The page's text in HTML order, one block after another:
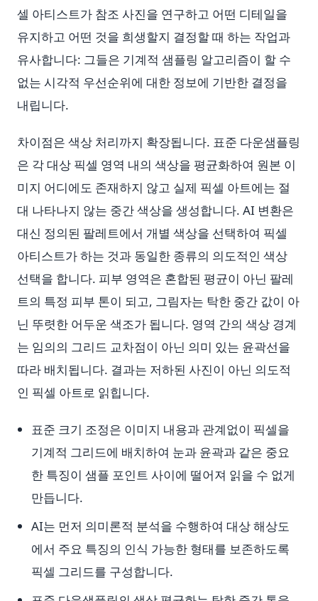
셀 아티스트가 참조 사진을 연구하고 어떤 디테일을
유지하고 어떤 것을 희생할지 결정할 때 하는 작업과
유사합니다: 그들은 기계적 샘플링 알고리즘이 할 수
없는 시각적 우선순위에 대한 정보에 기반한 결정을
내립니다.
차이점은 색상 처리까지 확장됩니다. 표준 다운샘플링
은 각 대상 픽셀 영역 내의 색상을 평균화하여 원본 이
미지 어디에도 존재하지 않고 실제 픽셀 아트에는 절
대 나타나지 않는 중간 색상을 생성합니다. AI 변환은
대신 정의된 팔레트에서 개별 색상을 선택하여 픽셀
아티스트가 하는 것과 동일한 종류의 의도적인 색상
선택을 합니다. 피부 영역은 혼합된 평균이 아닌 팔레
트의 특정 피부 톤이 되고, 그림자는 탁한 중간 값이 아
닌 뚜렷한 어두운 색조가 됩니다. 영역 간의 색상 경계
는 임의의 그리드 교차점이 아닌 의미 있는 윤곽선을
따라 배치됩니다. 결과는 저하된 사진이 아닌 의도적
인 픽셀 아트로 읽힙니다.
표준 크기 조정은 이미지 내용과 관계없이 픽셀을
기계적 그리드에 배치하여 눈과 윤곽과 같은 중요
한 특징이 샘플 포인트 사이에 떨어져 읽을 수 없게
만듭니다.
AI는 먼저 의미론적 분석을 수행하여 대상 해상도
에서 주요 특징의 인식 가능한 형태를 보존하도록
픽셀 그리드를 구성합니다.